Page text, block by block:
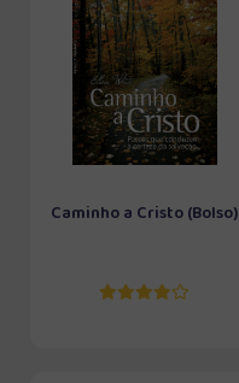
Caminho a Cristo (Bolso)